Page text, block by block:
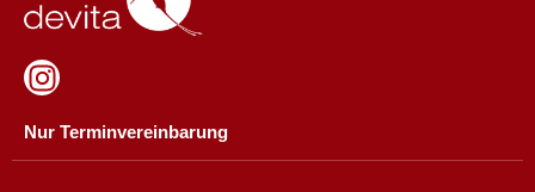
Nur Terminvereinbarung